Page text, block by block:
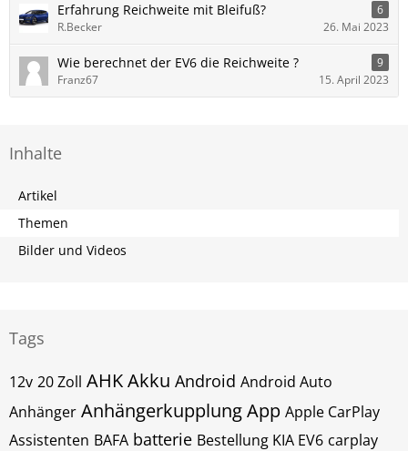
Erfahrung Reichweite mit Bleifuß?
6
R.Becker
26. Mai 2023
Wie berechnet der EV6 die Reichweite ?
9
Franz67
15. April 2023
Inhalte
Artikel
Themen
Bilder und Videos
Tags
12v 20 Zoll AHKAkku Android Android Auto
Anhänger AnhängerkupplungApp Apple CarPlay
Assistenten BAFA batterie Bestellung KIA EV6 carplay